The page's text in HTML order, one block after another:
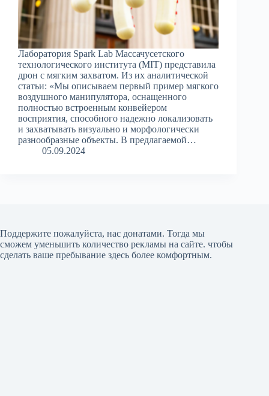
Лаборатория Spark Lab Массачусетского
технологического института (MIT) представила
дрон с мягким захватом. Из их аналитической
статьи: «Мы описываем первый пример мягкого
воздушного манипулятора, оснащенного
полностью встроенным конвейером
восприятия, способного надежно локализовать
и захватывать визуально и морфологически
разнообразные объекты. В предлагаемой…
05.09.2024
Поддержите пожалуйста, нас донатами. Тогда мы
сможем уменьшить количество рекламы на сайте. чтобы
сделать ваше пребывание здесь более комфортным.